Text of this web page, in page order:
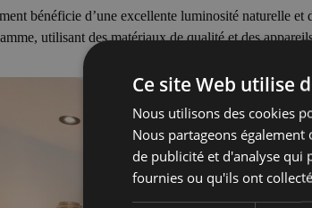
bénéficie d’une excellente luminosité naturelle
utilisant des matériaux de qualité et des
Ce site Web utilise
Nous utilisons des cookies
Nous partageons
de publicité et d'analyse qui
fournies ou qu'ils ont